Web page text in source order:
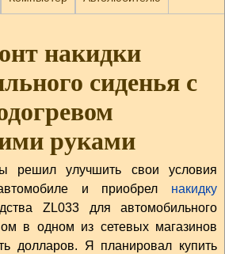
накидки
сиденья с
руками
решил улучшить свои условия
и приобрел накидку
ZL033 для автомобильного
в одном из сетевых магазинов
долларов. Я планировал купить